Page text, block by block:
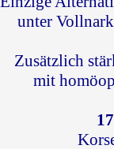
unter
Zusätzlich
mit